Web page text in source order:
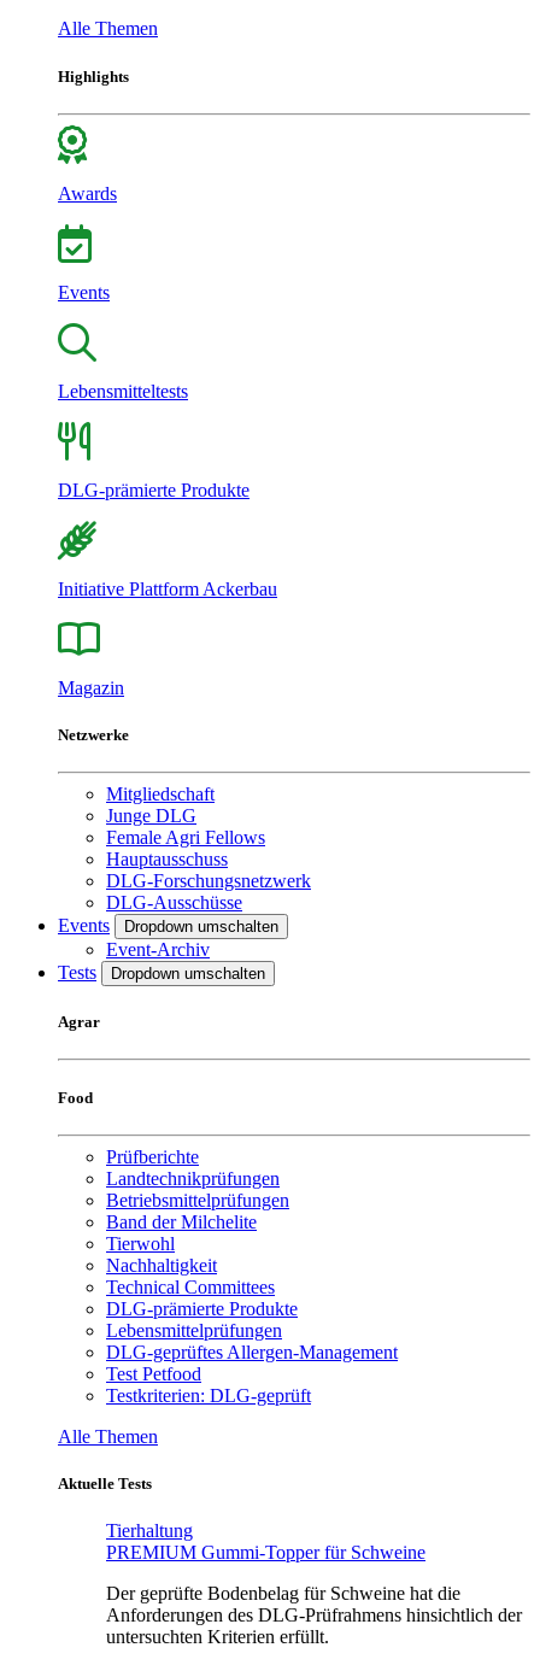
Alle Themen
Highlights
Awards
Events
Lebensmitteltests
DLG-prämierte Produkte
Initiative Plattform Ackerbau
Magazin
Netzwerke
Mitgliedschaft
Junge DLG
Female Agri Fellows
Hauptausschuss
DLG-Forschungsnetzwerk
DLG-Ausschüsse
Events
Dropdown umschalten
Event-Archiv
Tests
Dropdown umschalten
Agrar
Food
Prüfberichte
Landtechnikprüfungen
Betriebsmittelprüfungen
Band der Milchelite
Tierwohl
Nachhaltigkeit
Technical Committees
DLG-prämierte Produkte
Lebensmittelprüfungen
DLG-geprüftes Allergen-Management
Test Petfood
Testkriterien: DLG-geprüft
Alle Themen
Aktuelle Tests
Tierhaltung
PREMIUM Gummi-Topper für Schweine
Der geprüfte Bodenbelag für Schweine hat die
Anforderungen des DLG-Prüfrahmens hinsichtlich der
untersuchten Kriterien erfüllt.